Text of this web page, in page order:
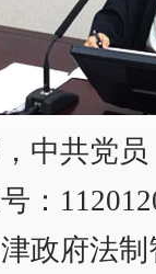
中共党
：
政府法